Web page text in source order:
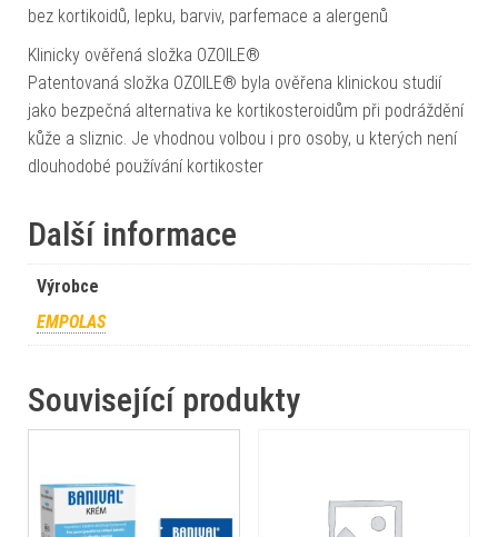
bez kortikoidů, lepku, barviv, parfemace a alergenů
Klinicky ověřená složka OZOILE®
Patentovaná složka OZOILE® byla ověřena klinickou studií
jako bezpečná alternativa ke kortikosteroidům při podráždění
kůže a sliznic. Je vhodnou volbou i pro osoby, u kterých není
dlouhodobé používání kortikoster
Další informace
Výrobce
EMPOLAS
Související produkty